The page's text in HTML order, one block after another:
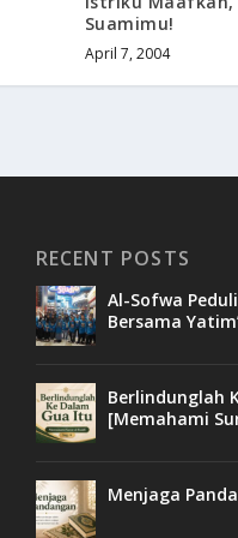
Suamimu!
April 7, 2004
RECENT POSTS
Al-Sofwa
Bersama
Berlindunglah
[Memahami
Menjaga